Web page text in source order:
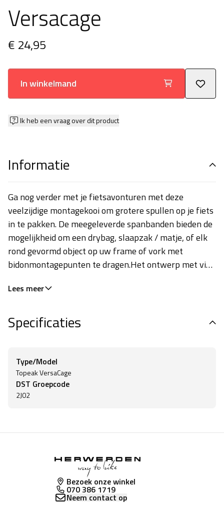
Versacage
€ 24,95
In winkelmand
Ik heb een vraag over dit product
Informatie
Ga nog verder met je fietsavonturen met deze
veelzijdige montagekooi om grotere spullen op je fiets
in te pakken. De meegeleverde spanbanden bieden de
mogelijkheid om een drybag, slaapzak / matje, of elk
rond gevormd object op uw frame of vork met
bidonmontagepunten te dragen.Het ontwerp met vier
betere balans. De meegeleverde VersaMount-
flexibele montage-opties op fietsen zonder vaste
montagepunten. Past op buizen met een diameter van
Lees meer
Specificaties
Type/Model
Topeak VersaCage
DST Groepcode
2J02
Bezoek onze winkel
070 386 1719
Neem contact op